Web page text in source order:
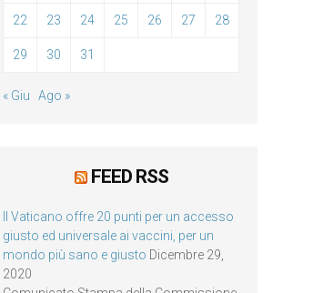
22 23 24 25 26 27 28
29 30 31
« Giu Ago »
FEED RSS
Il Vaticano offre 20 punti per un accesso
giusto ed universale ai vaccini, per un
mondo più sano e giusto Dicembre 29,
2020